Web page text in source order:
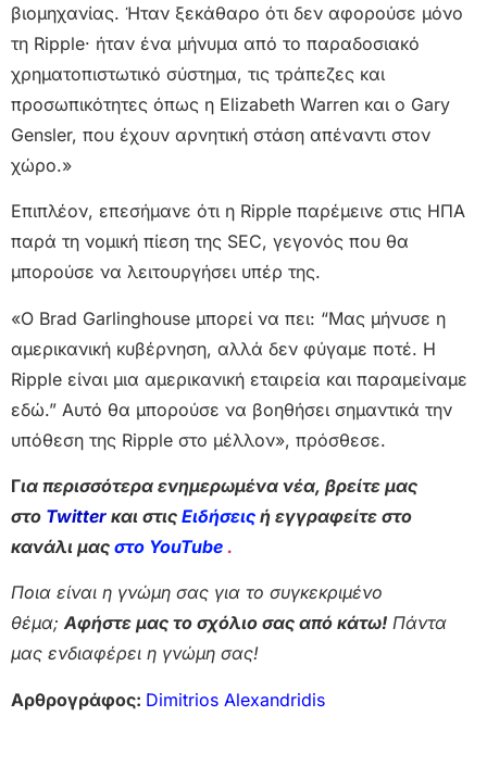
βιομηχανίας. Ήταν ξεκάθαρο ότι δεν αφορούσε μόνο
τη Ripple· ήταν ένα μήνυμα από το παραδοσιακό
χρηματοπιστωτικό σύστημα, τις τράπεζες και
προσωπικότητες όπως η Elizabeth Warren και ο Gary
Gensler, που έχουν αρνητική στάση απέναντι στον
χώρο.»
Επιπλέον, επεσήμανε ότι η Ripple παρέμεινε στις ΗΠΑ
παρά τη νομική πίεση της SEC, γεγονός που θα
μπορούσε να λειτουργήσει υπέρ της.
«Ο Brad Garlinghouse μπορεί να πει: “Μας μήνυσε η
αμερικανική κυβέρνηση, αλλά δεν φύγαμε ποτέ. Η
Ripple είναι μια αμερικανική εταιρεία και παραμείναμε
εδώ.” Αυτό θα μπορούσε να βοηθήσει σημαντικά την
υπόθεση της Ripple στο μέλλον», πρόσθεσε.
Για περισσότερα ενημερωμένα νέα, βρείτε μας
στο Twitter και στις Ειδήσεις ή εγγραφείτε στο
κανάλι μας στο YouTube .
Ποια είναι η γνώμη σας για το συγκεκριμένο
θέμα;Αφήστε μας το σχόλιο σας από κάτω! Πάντα
μας ενδιαφέρει η γνώμη σας!
Αρθρογράφος: Dimitrios Alexandridis